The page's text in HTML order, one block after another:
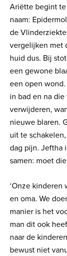
Ariëtte begint te
naam:
de
vergelijken met
huid dus. Bij
een gewone
een open
in bad en na
verwijderen,
nieuwe blaren.
uit te
dag pijn. Jeftha
samen: moet
‘Onze kinderen
en oma. We
manier is het
man dit ook
naar de
bewust niet